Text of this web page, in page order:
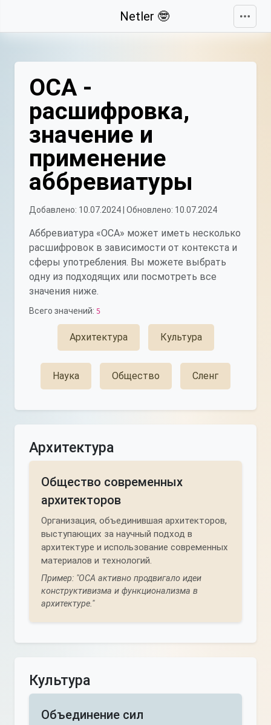
Netler 🤓
ОСА -
расшифровка,
значение и
применение
аббревиатуры
Добавлено: 10.07.2024 | Обновлено: 10.07.2024
Аббревиатура «ОСА» может иметь несколько
расшифровок в зависимости от контекста и
сферы употребления. Вы можете выбрать
одну из подходящих или посмотреть все
значения ниже.
Всего значений: 5
Архитектура Культура
Наука Общество Сленг
Архитектура
Общество современных
архитекторов
Организация, объединившая архитекторов,
выступающих за научный подход в
архитектуре и использование современных
материалов и технологий.
Пример: "ОСА активно продвигало идеи
конструктивизма и функционализма в
архитектуре."
Культура
Объединение сил